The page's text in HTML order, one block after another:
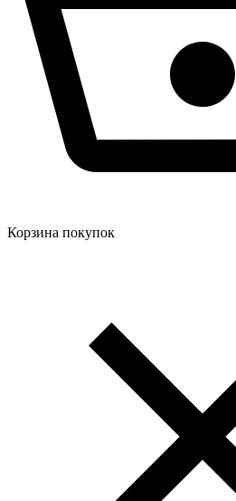
Корзина покупок